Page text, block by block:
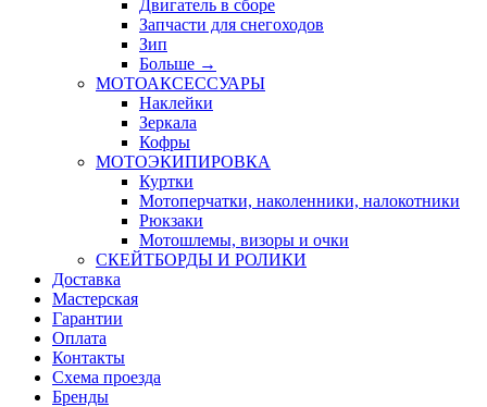
Двигатель в сборе
Запчасти для снегоходов
Зип
Больше →
МОТОАКСЕССУАРЫ
Наклейки
Зеркала
Кофры
МОТОЭКИПИРОВКА
Куртки
Мотоперчатки, наколенники, налокотники
Рюкзаки
Мотошлемы, визоры и очки
СКЕЙТБОРДЫ И РОЛИКИ
Доставка
Мастерская
Гарантии
Оплата
Контакты
Схема проезда
Бренды